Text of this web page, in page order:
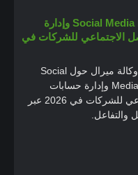
Social Media Management وإدارة
للشركات في
دليل عملي من وكالة ميرال حول Social
Media Management وإدارة حسابات
التواصل الاجتماعي للشركات في 2026 عبر